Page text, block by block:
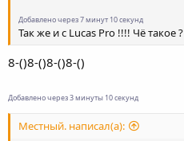
Добавлено через 7 минут 10 секунд
Так же и с Lucas Pro !!!! Чё такое ?
8-()8-()8-()8-()
Добавлено через 3 минуты 10 секунд
Местный. написал(а):